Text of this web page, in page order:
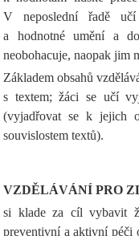
V neposlední řadě
a hodnotné umění a
neobohacuje, naopak jim
Základem obsahů
s textem; žáci se učí
(vyjadřovat se k jejich
souvislostem textů).
VZDĚLÁVÁNÍ PRO
si klade za cíl vybavit
preventivní a aktivní péči